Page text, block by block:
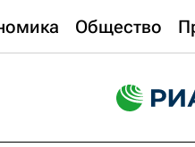
Общество